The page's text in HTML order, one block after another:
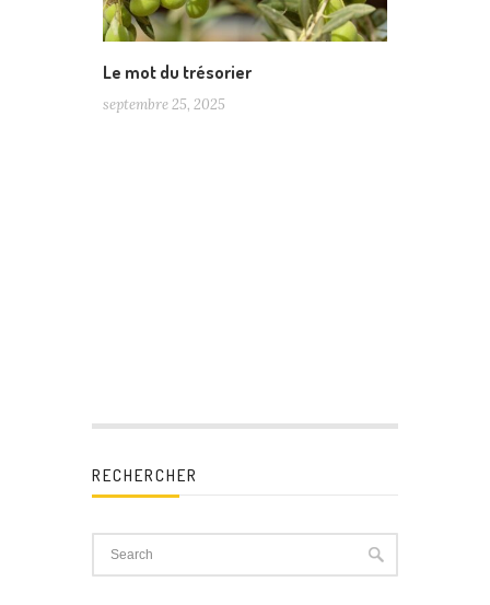
Le mot du trésorier
septembre 25, 2025
RECHERCHER